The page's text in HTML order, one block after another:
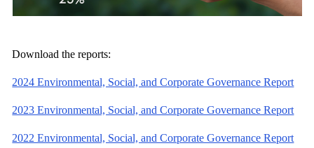
Download the reports:
2024 Environmental, Social, and Corporate Governance Report
2023 Environmental, Social, and Corporate Governance Report
2022 Environmental, Social, and Corporate Governance Report